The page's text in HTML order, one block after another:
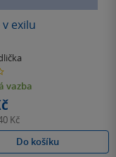
v exilu
vazba
Kč
Do košíku